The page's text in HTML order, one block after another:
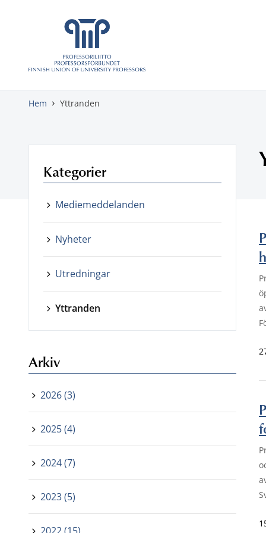
Gå direkt till innehåll
Hem Yttranden
Kategorier
Mediemeddelanden
Nyheter
Utredningar
Yttranden
Arkiv
2026 (3)
2025 (4)
2024 (7)
2023 (5)